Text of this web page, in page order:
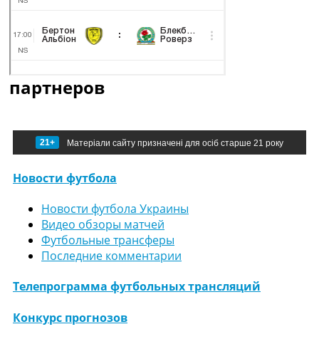
партнеров
21+ Матеріали сайту призначені для осіб старше 21 року
Новости футбола
Новости футбола Украины
Видео обзоры матчей
Футбольные трансферы
Последние комментарии
Телепрограмма футбольных трансляций
Конкурс прогнозов